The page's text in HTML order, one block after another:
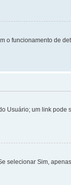
o funcionamento de
Usuário; um link pode
Se selecionar Sim,